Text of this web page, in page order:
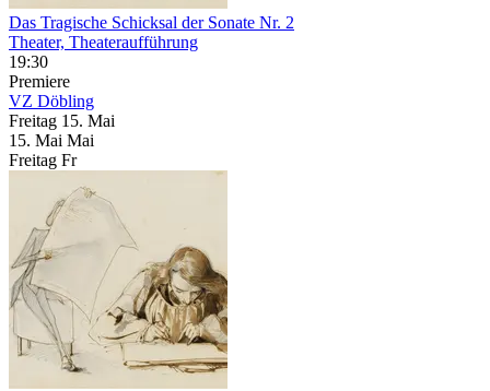
Das Tragische Schicksal der Sonate Nr. 2
Theater, Theateraufführung
19:30
Premiere
VZ Döbling
Freitag 15. Mai
15. Mai Mai
Freitag Fr